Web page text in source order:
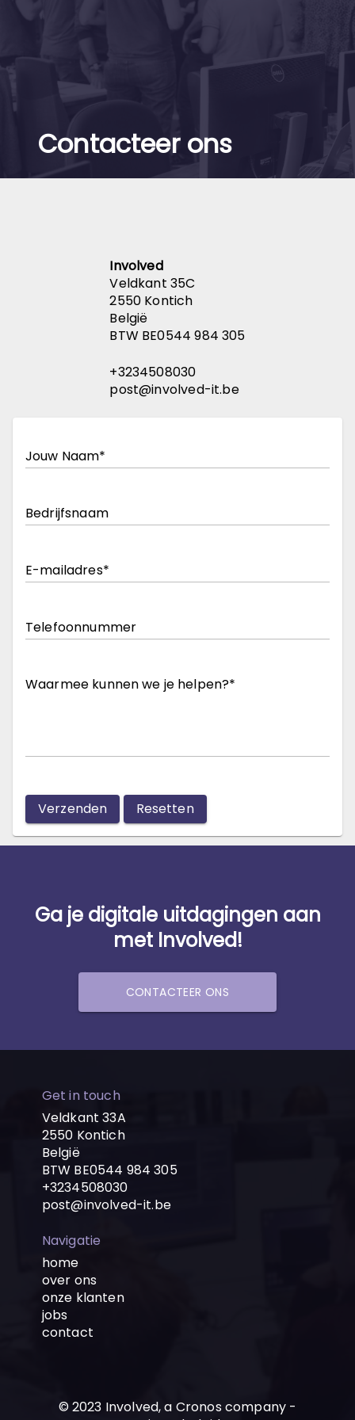
Contacteer ons
Involved
Veldkant 35C
2550 Kontich
België
BTW BE0544 984 305
+3234508030
post@involved-it.be
Jouw Naam
Bedrijfsnaam
E-mailadres
Telefoonnummer
Waarmee kunnen we je helpen?
Verzenden Resetten
Ga je digitale uitdagingen aan
met Involved!
CONTACTEER ONS
Get in touch
Veldkant 33A
2550 Kontich
België
BTW BE0544 984 305
+3234508030
post@involved-it.be
Navigatie
home
over ons
onze klanten
jobs
contact
© 2023 Involved, a Cronos company -